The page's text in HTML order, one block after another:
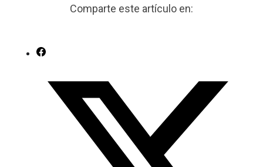
Comparte este artículo en: